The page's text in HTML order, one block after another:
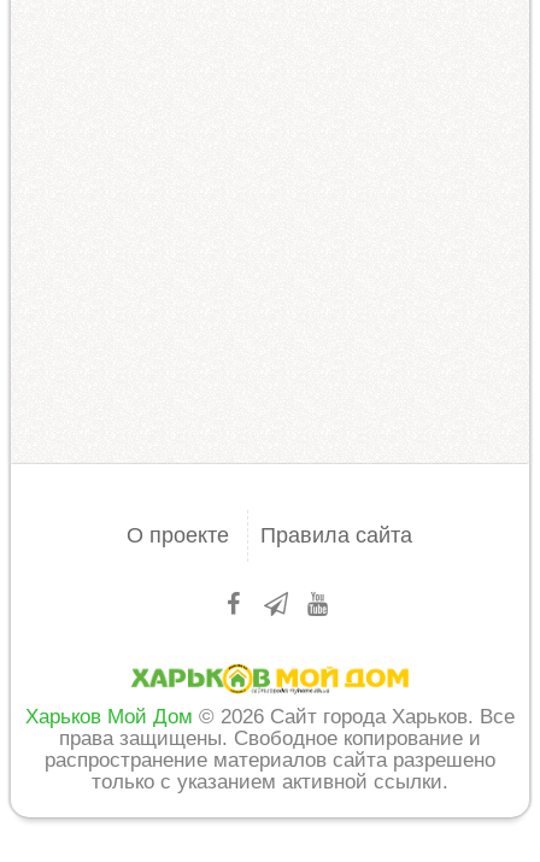
О проекте Правила сайта
Харьков Мой Дом © 2026 Сайт города Харьков. Все
права защищены. Свободное копирование и
распространение материалов сайта разрешено
только с указанием активной ссылки.